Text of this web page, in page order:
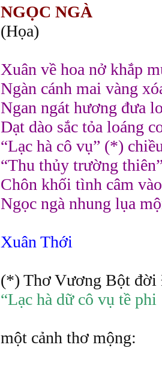
NGỌC NGÀ
(Họa)
Xuân về hoa nở khắp
Ngàn cánh mai vàng
Ngan ngát hương đưa
Dạt dào sắc tỏa loáng
“Lạc hà cô vụ” (*)
“Thu thủy trường
Chôn khối tình câm
Ngọc ngà nhung lụa
Xuân Thới
(*) Thơ Vương Bột
“Lạc hà dữ cô vụ tề phi
một cảnh thơ mộng: